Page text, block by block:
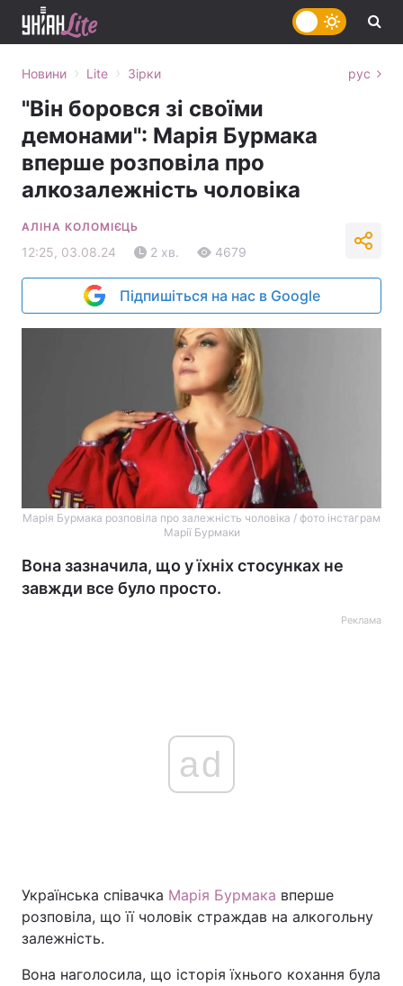
Україна Політика
Новини › Lite › Зірки рус
"Він боровся зі своїми
демонами": Марія Бурмака
вперше розповіла про
алкозалежність чоловіка
АЛІНА КОЛОМІЄЦЬ
12:25, 03.08.24 2 хв. 4679
Підпишіться на нас в Google
Марія Бурмака розповіла про залежність чоловіка / фото інстаграм
Марії Бурмаки
Вона зазначила, що у їхніх стосунках не
завжди все було просто.
Реклама
ad
Українська співачка Марія Бурмака вперше
розповіла, що її чоловік страждав на алкогольну
залежність.
Вона наголосила, що історія їхнього кохання була